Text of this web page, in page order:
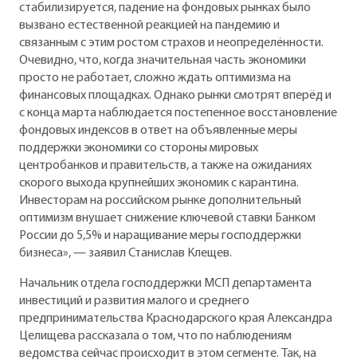
стабилизируется, падение на фондовых рынках было
вызвано естественной реакцией на пандемию и
связанным с этим ростом страхов и неопределённости.
Очевидно, что, когда значительная часть экономики
просто не работает, сложно ждать оптимизма на
финансовых площадках. Однако рынки смотрят вперёд и
с конца марта наблюдается постепенное восстановление
фондовых индексов в ответ на объявленные меры
поддержки экономики со стороны мировых
центробанков и правительств, а также на ожиданиях
скорого выхода крупнейших экономик с карантина.
Инвесторам на российском рынке дополнительный
оптимизм внушает снижение ключевой ставки Банком
России до 5,5% и наращивание меры господдержки
бизнеса», — заявил Станислав Клещев.
Начальник отдела господдержки МСП департамента
инвестиций и развития малого и среднего
предпринимательства Краснодарского края Александра
Целищева рассказала о том, что по наблюдениям
ведомства сейчас происходит в этом сегменте. Так, на